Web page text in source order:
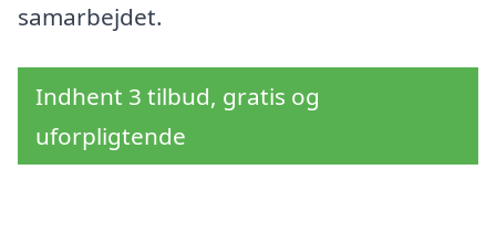
samarbejdet.
Indhent 3 tilbud, gratis og
uforpligtende